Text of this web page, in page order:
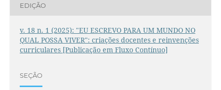
EDIÇÃO
v. 18 n. 1 (2025): "EU ESCREVO PARA UM MUNDO NO
QUAL POSSA VIVER": criações docentes e reinvenções
curriculares [Publicação em Fluxo Contínuo]
SEÇÃO